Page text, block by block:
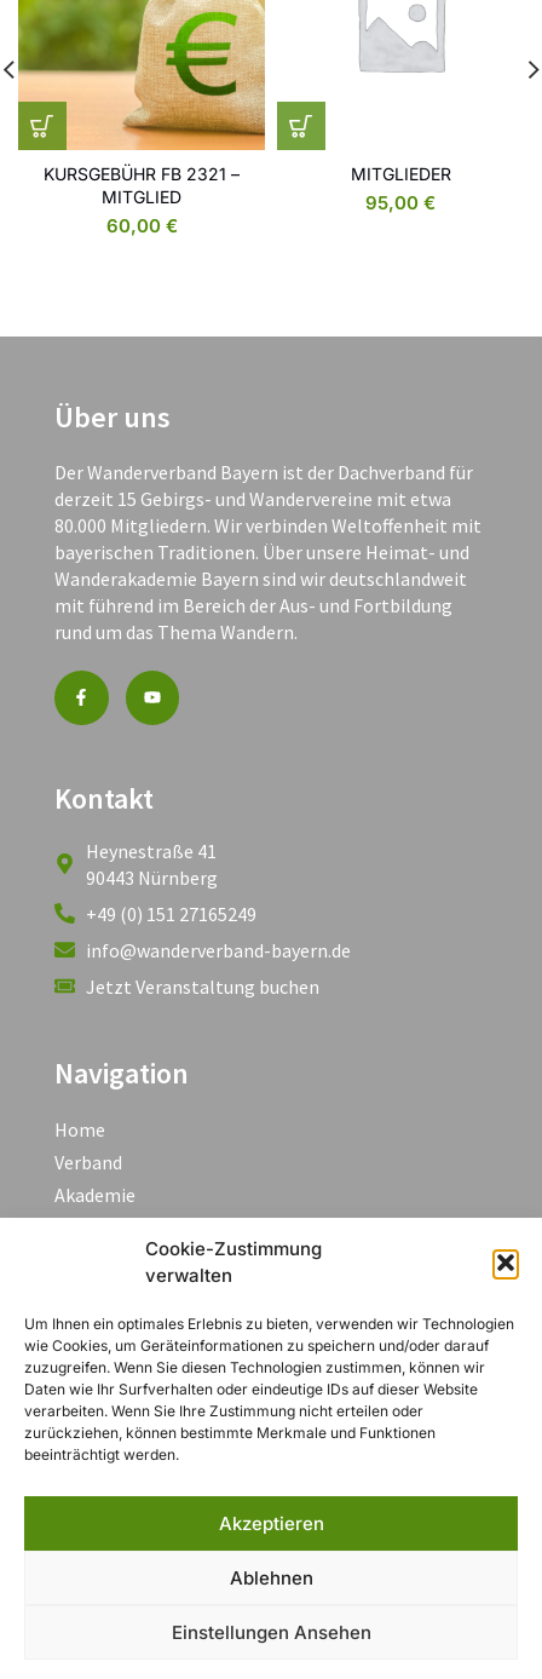
Cookie-Zustimmung
verwalten
Um Ihnen ein optimales Erlebnis zu bieten, verwenden wir Technologien
wie Cookies, um Geräteinformationen zu speichern und/oder darauf
zuzugreifen. Wenn Sie diesen Technologien zustimmen, können wir
Daten wie Ihr Surfverhalten oder eindeutige IDs auf dieser Website
verarbeiten. Wenn Sie Ihre Zustimmung nicht erteilen oder
zurückziehen, können bestimmte Merkmale und Funktionen
beeinträchtigt werden.
Akzeptieren
Ablehnen
Einstellungen Ansehen
KURSGEBÜHR FB 2321 –
MITGLIED
60,00 €
MITGLIEDER
95,00 €
Über uns
Der Wanderverband Bayern ist der Dachverband für
derzeit 15 Gebirgs- und Wandervereine mit etwa
80.000 Mitgliedern. Wir verbinden Weltoffenheit mit
bayerischen Traditionen. Über unsere Heimat- und
Wanderakademie Bayern sind wir deutschlandweit
mit führend im Bereich der Aus- und Fortbildung
rund um das Thema Wandern.
Kontakt
Heynestraße 41
90443 Nürnberg
+49 (0) 151 27165249
info@wanderverband-bayern.de
Jetzt Veranstaltung buchen
Navigation
Home
Verband
Akademie
Fortbildungen & Termine
Kontakt
Rechtliches
Impressum
Datenschutzerklärung
Cookie-Richtlinie (EU)